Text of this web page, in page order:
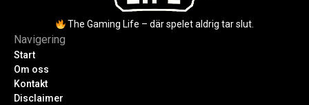
The Gaming Life – där spelet aldrig tar slut.
Navigering
Start
Om oss
Kontakt
Disclaimer